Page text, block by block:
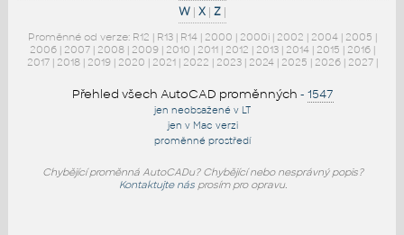
W | X | Z |
Proměnné od verze: R12 | R13 | R14 | 2000 | 2000i | 2002 | 2004 | 2005 |
2006 | 2007 | 2008 | 2009 | 2010 | 2011 | 2012 | 2013 | 2014 | 2015 | 2016 |
2017 | 2018 | 2019 | 2020 | 2021 | 2022 | 2023 | 2024 | 2025 | 2026 | 2027 |
Přehled všech AutoCAD proměnných - 1547
jen neobsažené v LT
jen v Mac verzi
proměnné prostředí
Chybějící proměnná AutoCADu? Chybějící nebo nesprávný popis?
Kontaktujte násprosím pro opravu.